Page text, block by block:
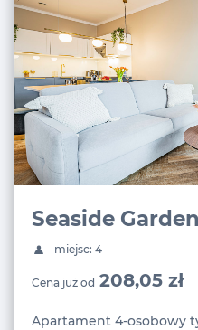
Seaside
miejsc: 4
Cena już od 208,05 zł
Apartament 4-osobowy